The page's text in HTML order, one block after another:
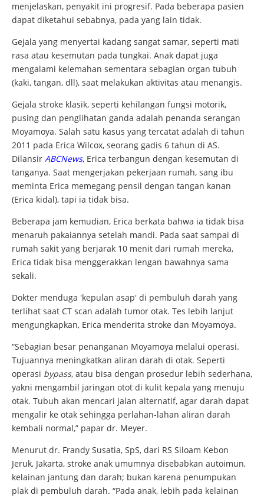
menjelaskan, penyakit ini progresif. Pada beberapa pasien
dapat diketahui sebabnya, pada yang lain tidak.
Gejala yang menyertai kadang sangat samar, seperti mati
rasa atau kesemutan pada tungkai. Anak dapat juga
mengalami kelemahan sementara sebagian organ tubuh
(kaki, tangan, dll), saat melakukan aktivitas atau menangis.
Gejala stroke klasik, seperti kehilangan fungsi motorik,
pusing dan penglihatan ganda adalah penanda serangan
Moyamoya. Salah satu kasus yang tercatat adalah di tahun
2011 pada Erica Wilcox, seorang gadis 6 tahun di AS.
Dilansir ABCNews, Erica terbangun dengan kesemutan di
tanganya. Saat mengerjakan pekerjaan rumah, sang ibu
meminta Erica memegang pensil dengan tangan kanan
(Erica kidal), tapi ia tidak bisa.
Beberapa jam kemudian, Erica berkata bahwa ia tidak bisa
menaruh pakaiannya setelah mandi. Pada saat sampai di
rumah sakit yang berjarak 10 menit dari rumah mereka,
Erica tidak bisa menggerakkan lengan bawahnya sama
sekali.
Dokter menduga 'kepulan asap' di pembuluh darah yang
terlihat saat CT scan adalah tumor otak. Tes lebih lanjut
mengungkapkan, Erica menderita stroke dan Moyamoya.
“Sebagian besar penanganan Moyamoya melalui operasi.
Tujuannya meningkatkan aliran darah di otak. Seperti
operasi bypass, atau bisa dengan prosedur lebih sederhana,
yakni mengambil jaringan otot di kulit kepala yang menuju
otak. Tubuh akan mencari jalan alternatif, agar darah dapat
mengalir ke otak sehingga perlahan-lahan aliran darah
kembali normal,” papar dr. Meyer.
Menurut dr. Frandy Susatia, SpS, dari RS Siloam Kebon
Jeruk, Jakarta, stroke anak umumnya disebabkan autoimun,
kelainan jantung dan darah; bukan karena penumpukan
plak di pembuluh darah. “Pada anak, lebih pada kelainan